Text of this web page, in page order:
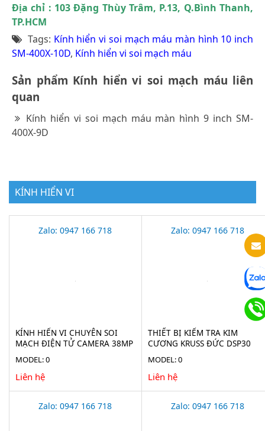
Địa chỉ : 103 Đặng Thùy Trâm, P.13, Q.Bình Thanh,
TP.HCM
Tags: Kính hiển vi soi mạch máu màn hình 10 inch
SM-400X-10D, Kính hiển vi soi mạch máu
Sản phẩm Kính hiển vi soi mạch máu liên
quan
Kính hiển vi soi mạch máu màn hình 9 inch SM-
400X-9D
KÍNH HIỂN VI
Zalo: 0947 166 718
KÍNH HIỂN VI CHUYÊN SOI
MẠCH ĐIỆN TỬ CAMERA 38MP
MODEL: 0
Liên hệ
Zalo: 0947 166 718
THIẾT BỊ KIỂM TRA KIM
CƯƠNG KRUSS ĐỨC DSP30
MODEL: 0
Liên hệ
Zalo: 0947 166 718 Zalo: 0947 166 718